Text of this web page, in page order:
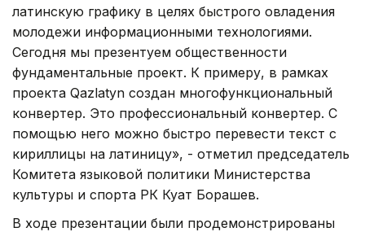
латинскую графику в целях быстрого овладения
молодежи информационными технологиями.
Сегодня мы презентуем общественности
фундаментальные проект. К примеру, в рамках
проекта Qazlatyn создан многофункциональный
конвертер. Это профессиональный конвертер. С
помощью него можно быстро перевести текст с
кириллицы на латиницу», - отметил председатель
Комитета языковой политики Министерства
культуры и спорта РК Куат Борашев.
В ходе презентации были продемонстрированы